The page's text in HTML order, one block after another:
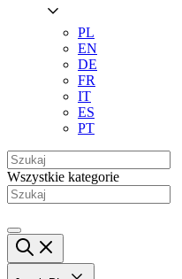
PL
EN
DE
FR
IT
ES
PT
Wszystkie kategorie